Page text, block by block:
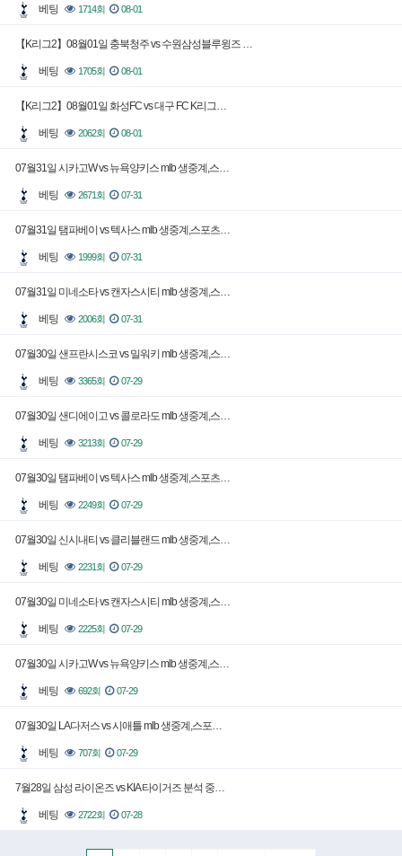
베팅 1714회 08-01
【K리그2】08월01일 충북청주 vs 수원삼성블루윙즈 …
베팅 1705회 08-01
【K리그2】08월01일 화성FC vs 대구 FC K리그…
베팅 2062회 08-01
07월31일 시카고W vs 뉴욕양키스 mlb 생중계,스…
베팅 2671회 07-31
07월31일 탬파베이 vs 텍사스 mlb 생중계,스포츠…
베팅 1999회 07-31
07월31일 미네소타 vs 캔자스시티 mlb 생중계,스…
베팅 2006회 07-31
07월30일 샌프란시스코 vs 밀워키 mlb 생중계,스…
베팅 3365회 07-29
07월30일 샌디에이고 vs 콜로라도 mlb 생중계,스…
베팅 3213회 07-29
07월30일 탬파베이 vs 텍사스 mlb 생중계,스포츠…
베팅 2249회 07-29
07월30일 신시내티 vs 클리블랜드 mlb 생중계,스…
베팅 2231회 07-29
07월30일 미네소타 vs 캔자스시티 mlb 생중계,스…
베팅 2225회 07-29
07월30일 시카고W vs 뉴욕양키스 mlb 생중계,스…
베팅 692회 07-29
07월30일 LA다저스 vs 시애틀 mlb 생중계,스포…
베팅 707회 07-29
7월28일 삼성 라이온즈 vs KIA 타이거즈 분석 중…
베팅 2722회 07-28